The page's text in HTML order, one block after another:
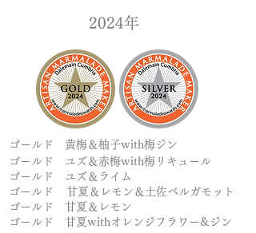
​2024年
ゴールド 黄梅＆柚子with梅ジン
ゴールド ユズ＆赤梅with梅リキュール
ゴールド ユズ＆ライム
ゴールド
甘夏＆レモン＆土佐ベルガモット
ゴールド 甘夏＆レモン
ゴールド 甘夏withオレンジフラワー&ジン